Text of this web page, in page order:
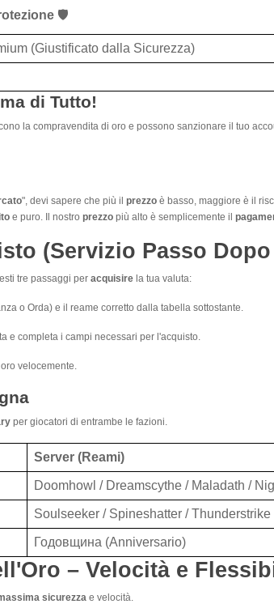
🛡️
(Giustificato dalla Sicurezza)
di Tutto!
la compravendita di oro e possono sanzionare il tuo
", devi sapere che più il prezzo è basso, maggiore è il
e puro. Il nostro prezzo più alto è semplicemente il
(Servizio Passo Dopo
tre passaggi per acquisire la tua valuta:
o Orda) e il reame corretto dalla tabella sottostante.
e completa i campi necessari per l'acquisto.
velocemente.
per giocatori di entrambe le fazioni.
Server (Reami)
Doomhowl / Dreamscythe / Maladath /
Soulseeker / Spineshatter / Thunderstrike
Годовщина (Anniversario)
– Velocità e
sicurezza e velocità.